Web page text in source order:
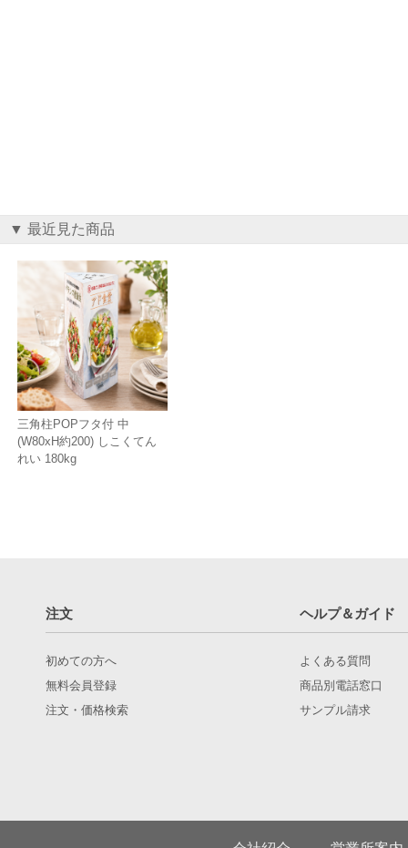
▼ 最近見た商品
三角柱POPフタ付 中
(W80xH約200) しこくてん
れい 180kg
注文 ヘルプ＆ガイド
初めての方へ
無料会員登録
注文・価格検索
よくある質問
商品別電話窓口
サンプル請求